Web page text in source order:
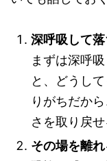
深呼吸して落
まずは深呼
と、どうし
りがちだか
さを取り戻せ
その場を離れ